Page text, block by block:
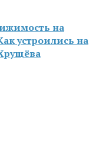
на
устроились на